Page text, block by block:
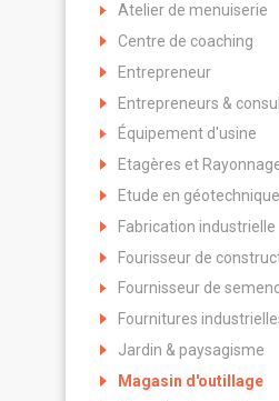
Atelier de menuiserie
Centre de coaching
Entrepreneur
Entrepreneurs &
Équipement d'usine
Etagères et
Etude en géotechnique
Fabrication industrielle
Fourisseur de
Fournisseur de
Fournitures
Jardin & paysagisme
Magasin d'outillage